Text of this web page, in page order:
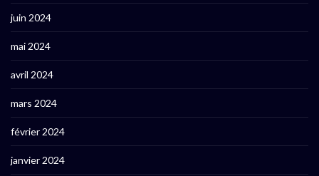
juin 2024
mai 2024
avril 2024
mars 2024
février 2024
janvier 2024